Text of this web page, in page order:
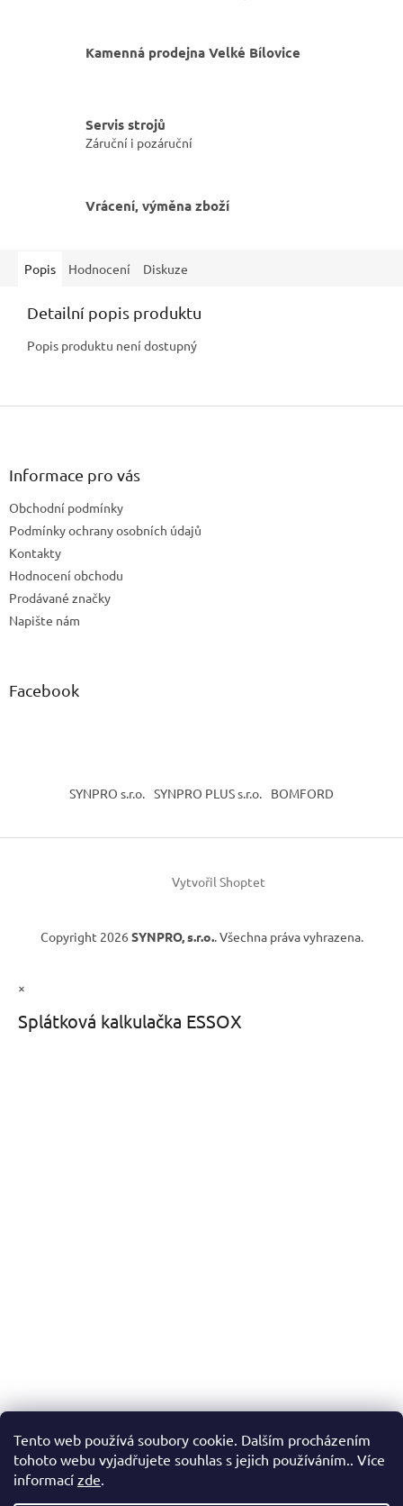
Tento web používá soubory cookie. Dalším procházením
tohoto webu vyjadřujete souhlas s jejich používáním.. Více
informací zde.
Kamenná prodejna Velké Bílovice
Servis strojů
Záruční i pozáruční
Vrácení, výměna zboží
Popis Hodnocení Diskuze
Detailní popis produktu
Popis produktu není dostupný
Z
Informace pro vás
Obchodní podmínky
Podmínky ochrany osobních údajů
Kontakty
Hodnocení obchodu
Prodávané značky
Napište nám
Facebook
SYNPRO s.r.o. SYNPRO PLUS s.r.o. BOMFORD
Vytvořil Shoptet
Copyright 2026 SYNPRO, s.r.o.. Všechna práva vyhrazena.
×
Splátková kalkulačka ESSOX